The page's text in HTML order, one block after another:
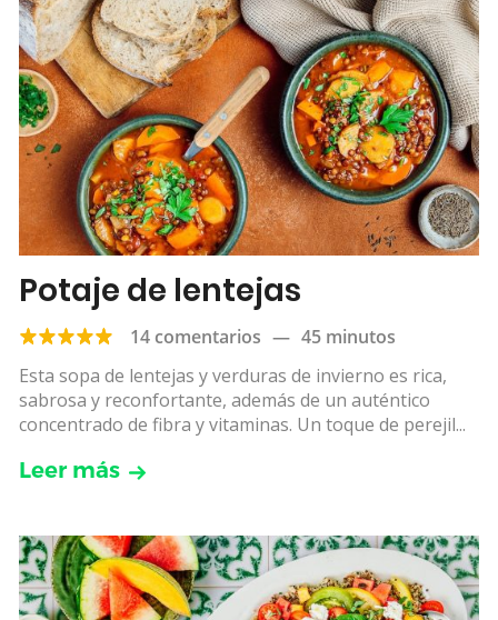
Potaje de lentejas
14 comentarios — 45 minutos
Esta sopa de lentejas y verduras de invierno es rica,
sabrosa y reconfortante, además de un auténtico
concentrado de fibra y vitaminas. Un toque de perejil...
Leer más